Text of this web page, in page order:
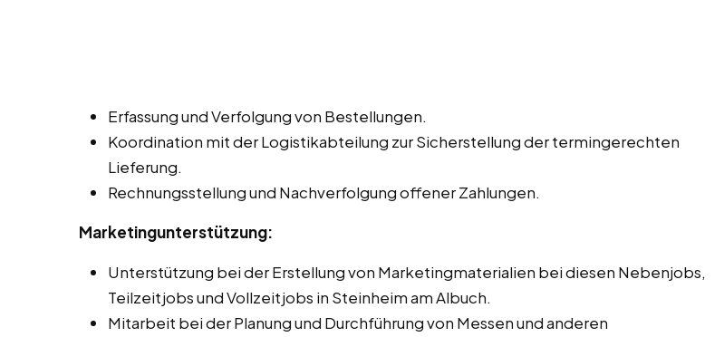
Erfassung und Verfolgung von Bestellungen.
Koordination mit der Logistikabteilung zur Sicherstellung der termingerechten
Lieferung.
Rechnungsstellung und Nachverfolgung offener Zahlungen.
Marketingunterstützung:
Unterstützung bei der Erstellung von Marketingmaterialien bei diesen Nebenjobs,
Teilzeitjobs und Vollzeitjobs in Steinheim am Albuch.
Mitarbeit bei der Planung und Durchführung von Messen und anderen